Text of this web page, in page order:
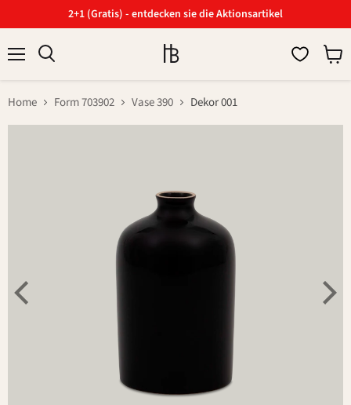
2+1 (Gratis) - entdecken sie die Aktionsartikel
Home Form 703902 Vase 390 Dekor 001